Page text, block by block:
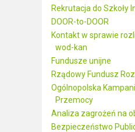
Rekrutacja do Szkoły
DOOR-to-DOOR
Kontakt w sprawie
wod-kan
Fundusze unijne
Rządowy Fundusz
Ogólnopolska
Przemocy
Analiza zagrożeń na
Bezpieczeństwo